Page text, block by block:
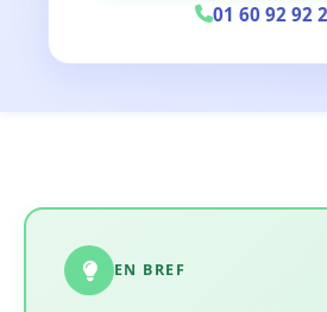
01 60 92 92
EN BREF